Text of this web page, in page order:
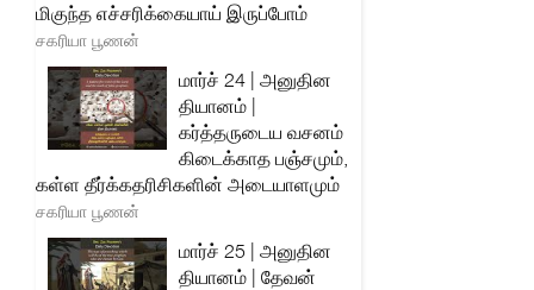
மிகுந்த எச்சரிக்கையாய் இருப்போம்
சகரியா பூணன்
மார்ச் 24 | அனுதின
தியானம் |
கர்த்தருடைய வசனம்
கிடைக்காத பஞ்சமும்,
கள்ள தீர்க்கதரிசிகளின் அடையாளமும்
சகரியா பூணன்
மார்ச் 25 | அனுதின
தியானம் | தேவன்